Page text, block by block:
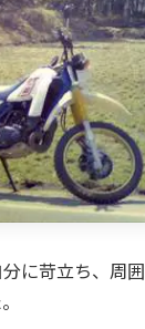
に苛立ち、周